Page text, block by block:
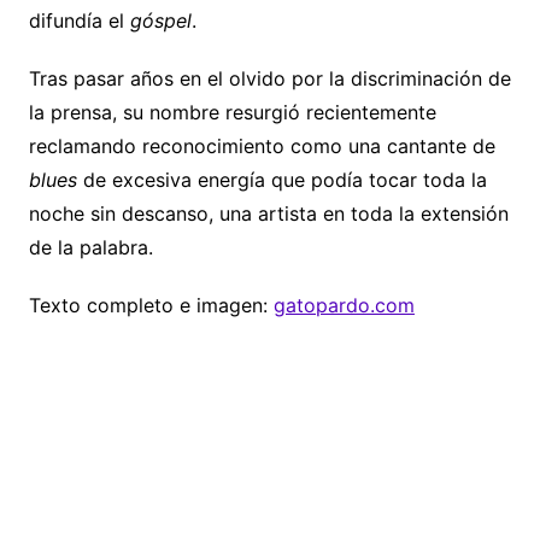
difundía el góspel.
Tras pasar años en el olvido por la discriminación de
la prensa, su nombre resurgió recientemente
reclamando reconocimiento como una cantante de
bluesde excesiva energía que podía tocar toda la
noche sin descanso, una artista en toda la extensión
de la palabra.
Texto completo e imagen: gatopardo.com